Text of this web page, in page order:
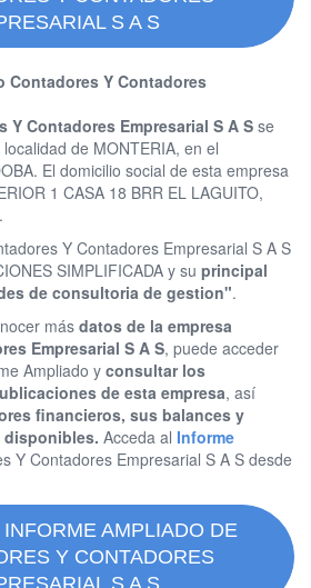
S A S
Contadores Y Contadores
Y Contadores Empresarial S A S se
de MONTERIA, en el
El domicilio social de esta empresa
1 CASA 18 BRR EL LAGUITO,
Y Contadores Empresarial S A S
SIMPLIFICADA y su principal
de consultoria de gestion".
más datos de la empresa
Empresarial S A S, puede acceder
Ampliado y consultar los
de esta empresa, así
financieros, sus balances y
Acceda al Informe
Y Contadores Empresarial S A S desde
AMPLIADO DE
Y CONTADORES